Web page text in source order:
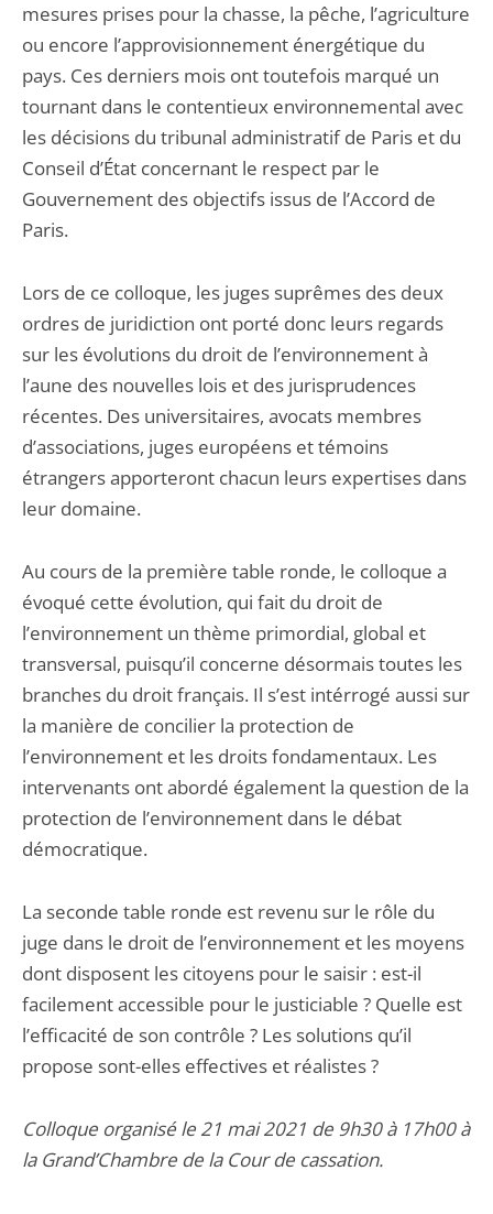
mesures prises pour la chasse, la pêche, l’agriculture
ou encore l’approvisionnement énergétique du
pays. Ces derniers mois ont toutefois marqué un
tournant dans le contentieux environnemental avec
les décisions du tribunal administratif de Paris et du
Conseil d’État concernant le respect par le
Gouvernement des objectifs issus de l’Accord de
Paris.
Lors de ce colloque, les juges suprêmes des deux
ordres de juridiction ont porté donc leurs regards
sur les évolutions du droit de l’environnement à
l’aune des nouvelles lois et des jurisprudences
récentes. Des universitaires, avocats membres
d’associations, juges européens et témoins
étrangers apporteront chacun leurs expertises dans
leur domaine.
Au cours de la première table ronde, le colloque a
évoqué cette évolution, qui fait du droit de
l’environnement un thème primordial, global et
transversal, puisqu’il concerne désormais toutes les
branches du droit français. Il s’est intérrogé aussi sur
la manière de concilier la protection de
l’environnement et les droits fondamentaux. Les
intervenants ont abordé également la question de la
protection de l’environnement dans le débat
démocratique.
La seconde table ronde est revenu sur le rôle du
juge dans le droit de l’environnement et les moyens
dont disposent les citoyens pour le saisir : est-il
facilement accessible pour le justiciable ? Quelle est
l’efficacité de son contrôle ? Les solutions qu’il
propose sont-elles effectives et réalistes ?
Colloque organisé le 21 mai 2021 de 9h30 à 17h00 à
la Grand’Chambre de la Cour de cassation.